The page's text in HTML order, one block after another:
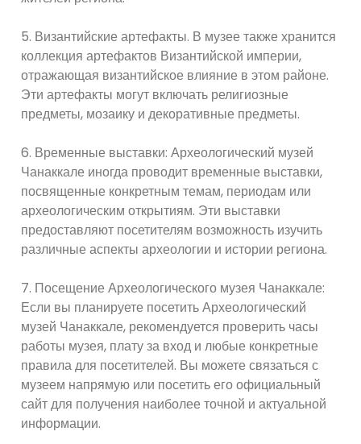
5. Византийские артефакты. В музее также хранится
коллекция артефактов Византийской империи,
отражающая византийское влияние в этом районе.
Эти артефакты могут включать религиозные
предметы, мозаику и декоративные предметы.
6. Временные выставки: Археологический музей
Чанаккале иногда проводит временные выставки,
посвященные конкретным темам, периодам или
археологическим открытиям. Эти выставки
предоставляют посетителям возможность изучить
различные аспекты археологии и истории региона.
7. Посещение Археологического музея Чанаккале:
Если вы планируете посетить Археологический
музей Чанаккале, рекомендуется проверить часы
работы музея, плату за вход и любые конкретные
правила для посетителей. Вы можете связаться с
музеем напрямую или посетить его официальный
сайт для получения наиболее точной и актуальной
информации.